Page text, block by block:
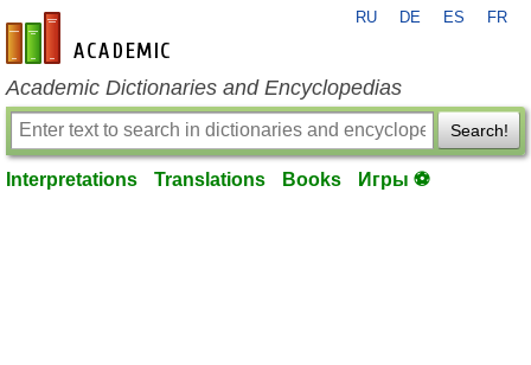
en-academic.com
RU DE ES FR
Academic Dictionaries and Encyclopedias
Search!
Interpretations Translations Books Игры ⚽